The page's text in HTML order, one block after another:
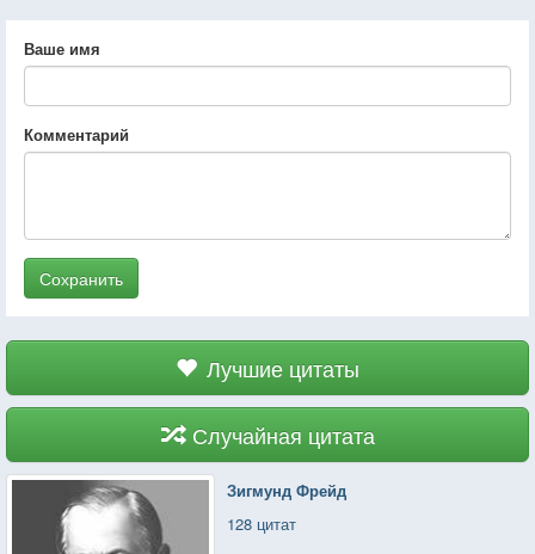
Ваше имя
Комментарий
Сохранить
Лучшие цитаты
Случайная цитата
Зигмунд Фрейд
128 цитат